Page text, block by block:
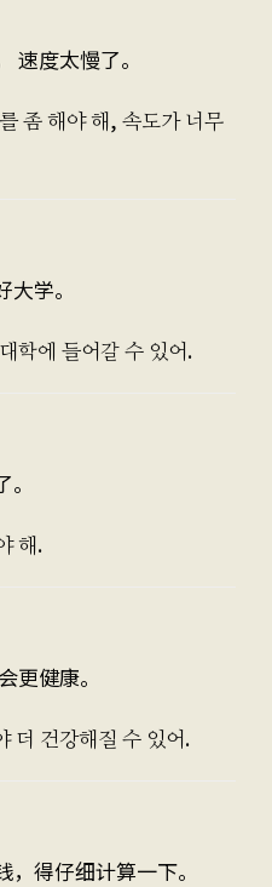
速度太慢了。
좀 해야 해, 속도가 너무
学。
학에 들어갈 수 있어.
해.
更健康。
더 건강해질 수 있어.
得仔细计算一下。